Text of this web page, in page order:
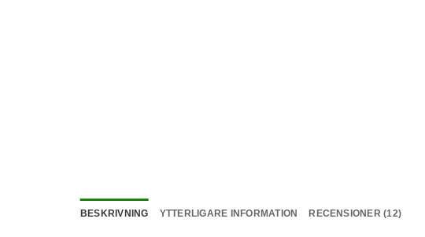
BESKRIVNING YTTERLIGARE INFORMATION RECENSIONER (12)